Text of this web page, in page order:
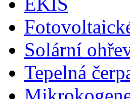
Solární
Tepelná